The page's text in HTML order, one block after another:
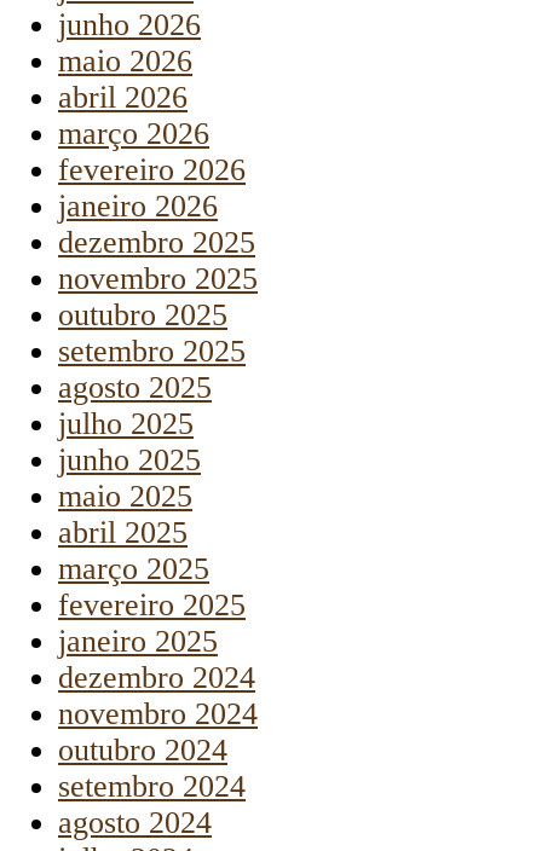
junho 2026
maio 2026
abril 2026
março 2026
fevereiro 2026
janeiro 2026
dezembro 2025
novembro 2025
outubro 2025
setembro 2025
agosto 2025
julho 2025
junho 2025
maio 2025
abril 2025
março 2025
fevereiro 2025
janeiro 2025
dezembro 2024
novembro 2024
outubro 2024
setembro 2024
agosto 2024